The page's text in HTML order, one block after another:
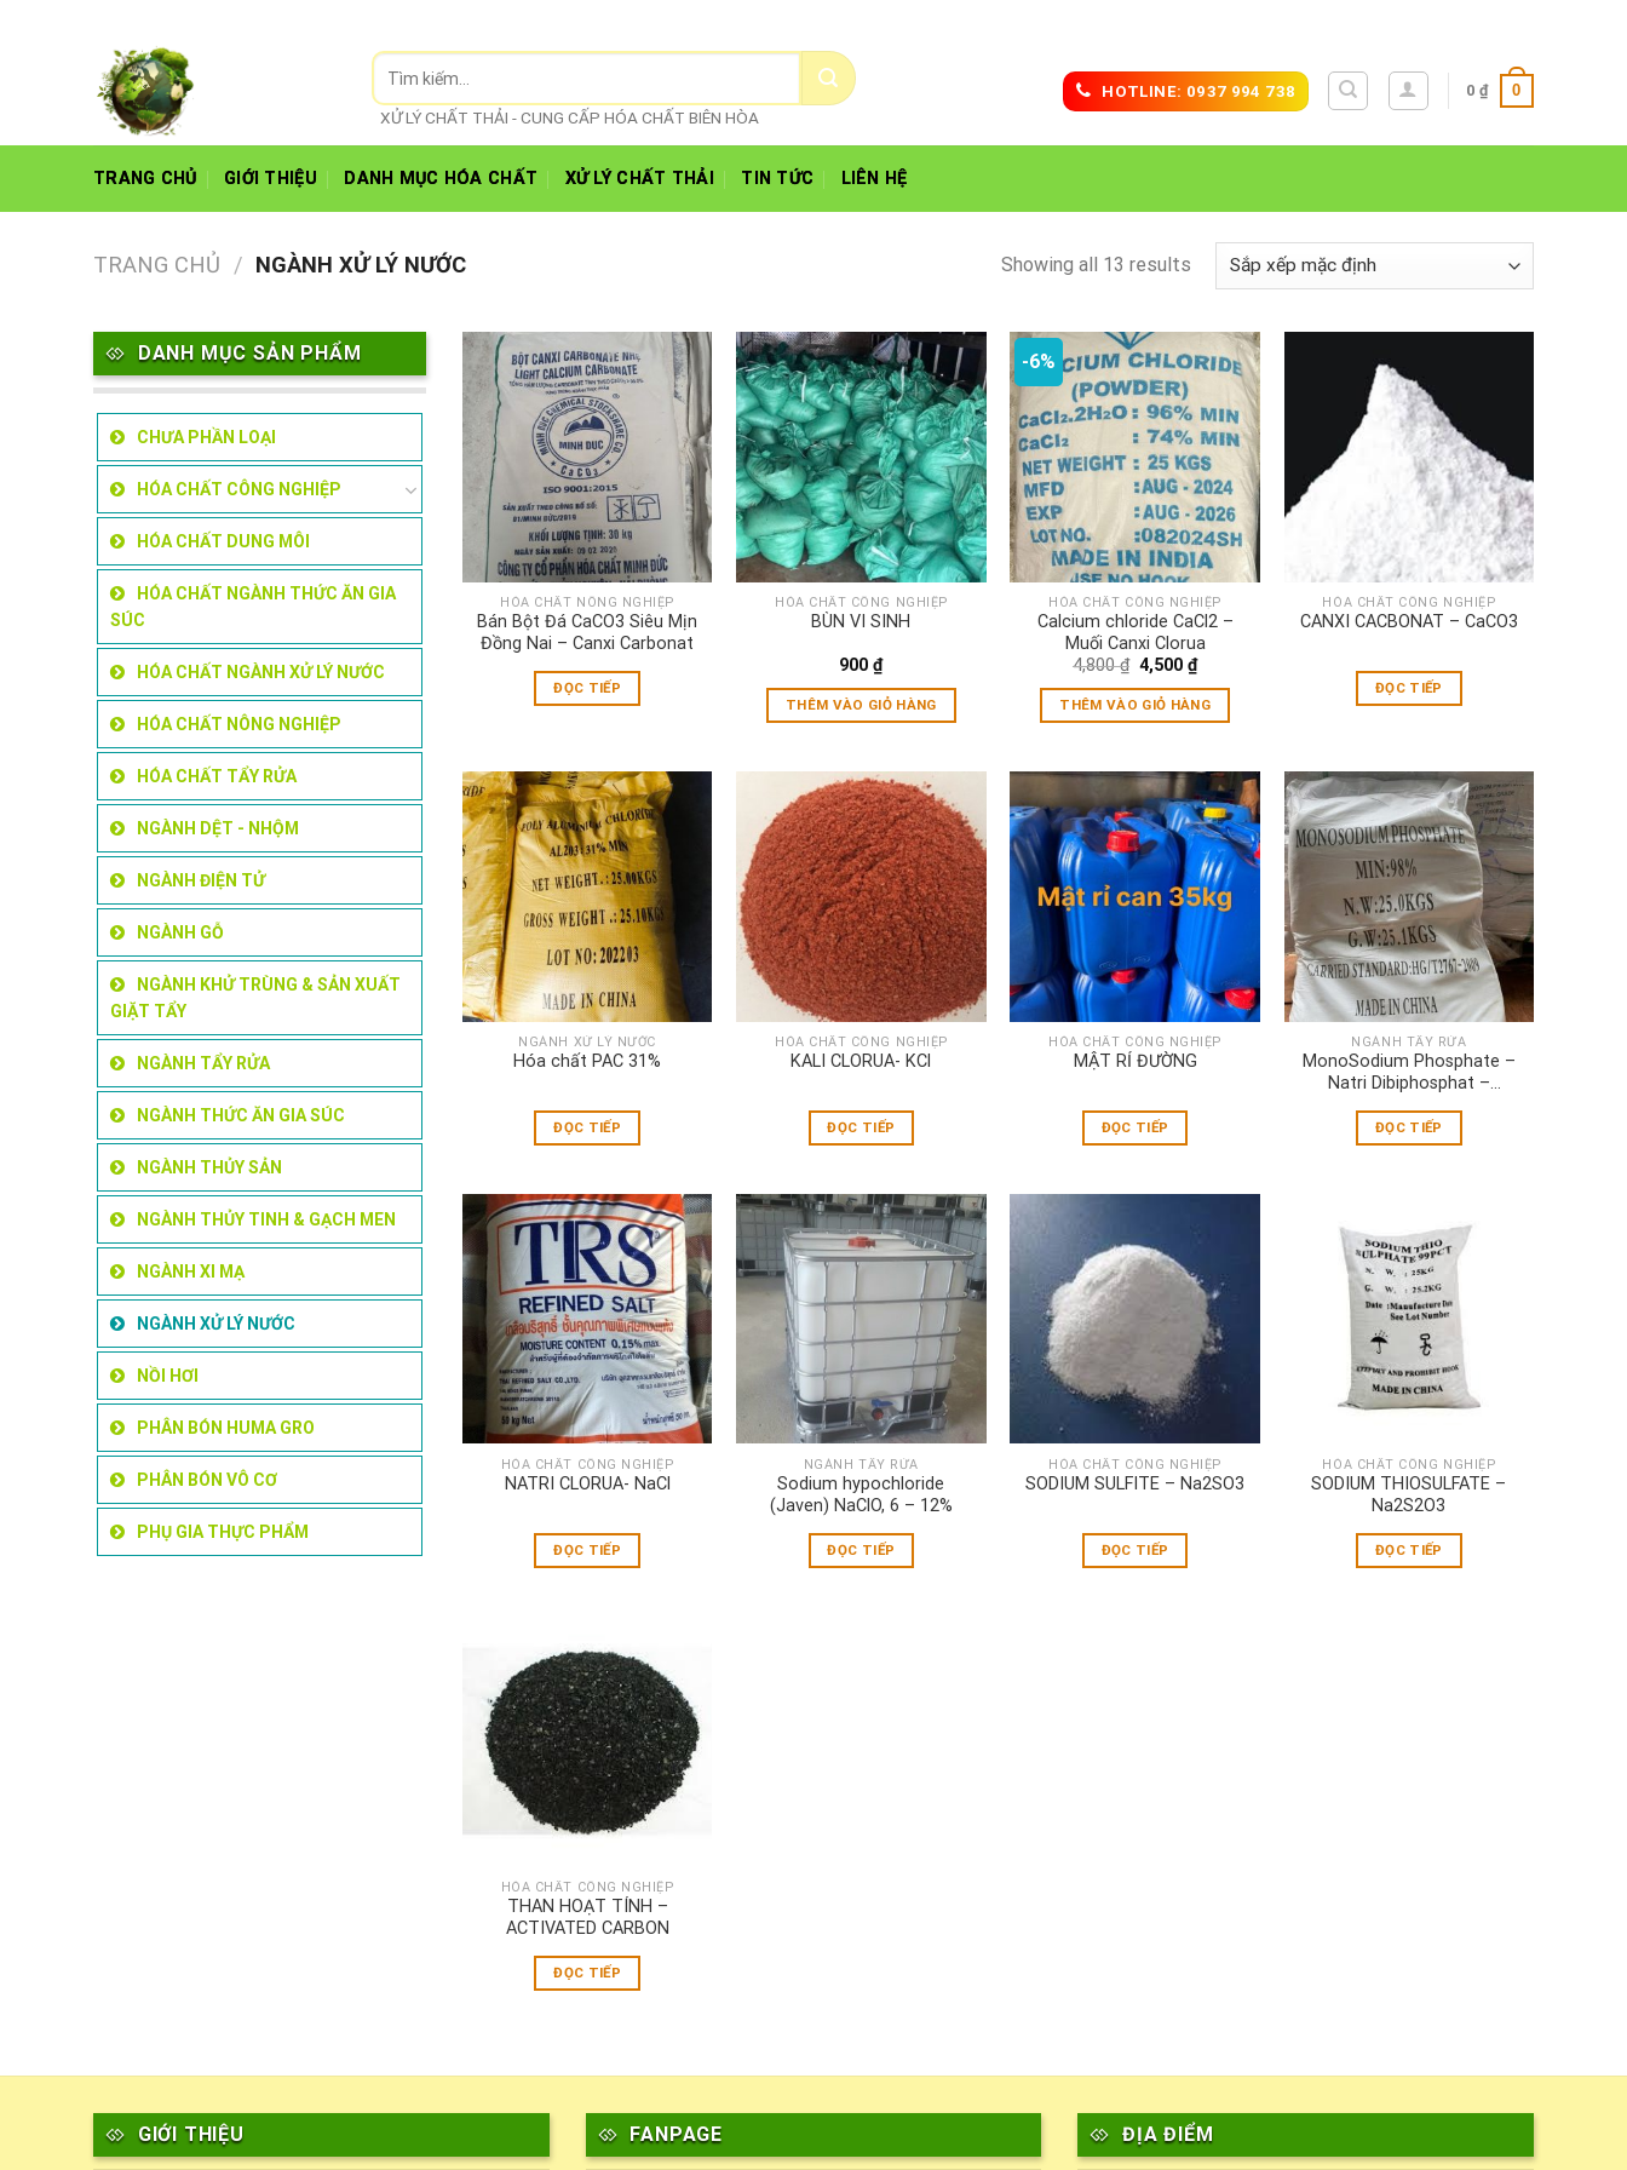
Tìm
kiếm:
XỬ LÝ CHẤT THẢI - CUNG CẤP HÓA CHẤT BIÊN HÒA
HOTLINE: 0937 994 738 0 ₫ 0
TRANG CHỦ GIỚI THIỆU DANH MỤC HÓA CHẤT XỬ LÝ CHẤT THẢI TIN TỨC LIÊN HỆ
TRANG CHỦ / NGÀNH XỬ LÝ NƯỚC Showing all 13 results
DANH MỤC SẢN PHẨM
CHƯA PHẦN LOẠI
HÓA CHẤT CÔNG NGHIỆP
HÓA CHẤT DUNG MÔI
HÓA CHẤT NGÀNH THỨC ĂN GIA
SÚC
HÓA CHẤT NGÀNH XỬ LÝ NƯỚC
HÓA CHẤT NÔNG NGHIỆP
HÓA CHẤT TẨY RỬA
NGÀNH DỆT - NHỘM
NGÀNH ĐIỆN TỬ
NGÀNH GỖ
NGÀNH KHỬ TRÙNG & SẢN XUẤT
GIẶT TẨY
NGÀNH TẨY RỬA
NGÀNH THỨC ĂN GIA SÚC
NGÀNH THỦY SẢN
NGÀNH THỦY TINH & GẠCH MEN
NGÀNH XI MẠ
NGÀNH XỬ LÝ NƯỚC
NỒI HƠI
PHÂN BÓN HUMA GRO
PHÂN BÓN VÔ CƠ
PHỤ GIA THỰC PHẨM
HÓA CHẤT NÔNG NGHIỆP
Bán Bột Đá CaCO3 Siêu Mịn
Đồng Nai – Canxi Carbonat
ĐỌC TIẾP
HÓA CHẤT CÔNG NGHIỆP
BÙN VI SINH
900₫
THÊM VÀO GIỎ HÀNG
-6%
HÓA CHẤT CÔNG NGHIỆP
Calcium chloride CaCl2 –
Muối Canxi Clorua
4,800₫ Giá
gốc
là:
4,800 ₫.
4,500₫Giá
hiện
tại
là:
THÊM VÀO GIỎ HÀNG
HÓA CHẤT CÔNG NGHIỆP
CANXI CACBONAT – CaCO3
ĐỌC TIẾP
NGÀNH XỬ LÝ NƯỚC
Hóa chất PAC 31%
ĐỌC TIẾP
HÓA CHẤT CÔNG NGHIỆP
KALI CLORUA- KCl
ĐỌC TIẾP
HÓA CHẤT CÔNG NGHIỆP
MẬT RỈ ĐƯỜNG
ĐỌC TIẾP
NGÀNH TẨY RỬA
MonoSodium Phosphate –
Natri Dibiphosphat –
ĐỌC TIẾP
HÓA CHẤT CÔNG NGHIỆP
NATRI CLORUA- NaCl
ĐỌC TIẾP
NGÀNH TẨY RỬA
Sodium hypochloride
(Javen) NaClO, 6 – 12%
ĐỌC TIẾP
HÓA CHẤT CÔNG NGHIỆP
SODIUM SULFITE – Na2SO3
ĐỌC TIẾP
HÓA CHẤT CÔNG NGHIỆP
SODIUM THIOSULFATE –
Na2S2O3
ĐỌC TIẾP
HÓA CHẤT CÔNG NGHIỆP
THAN HOẠT TÍNH –
ACTIVATED CARBON
ĐỌC TIẾP
GIỚI THIỆU FANPAGE ĐỊA ĐIỂM